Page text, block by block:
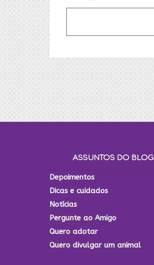
ASSUNTOS DO BLOG
Depoimentos
Dicas e cuidados
Notícias
Pergunte ao Amigo
Quero adotar
Quero divulgar um animal